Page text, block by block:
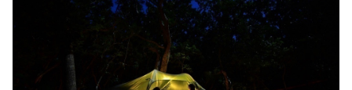
ココロ/カラダ
グルメ